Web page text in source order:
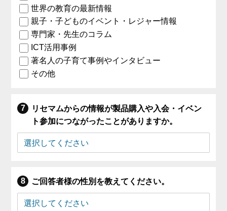
世界の教育の最新情報
親子・子どものイベント・レジャー情報
専門家・先生のコラム
ICT活用事例
著名人の子育て事例やインタビュー
その他
リセマムからの情報が製品購入や入会・イベン
ト参加につながったことがありますか。
ご回答者様の性別を教えてください。